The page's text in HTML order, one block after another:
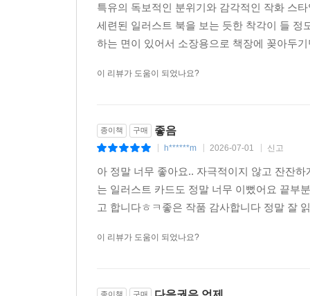
특유의 독보적인 분위기와 감각적인 작화 스
세련된 일러스트 북을 보는 듯한 착각이 들 정
하는 면이 있어서 소장용으로 책장에 꽂아두
이 리뷰가 도움이 되었나요?
종이책 구매 좋음
h******m 2026-07-01 신고
아 정말 너무 좋아요.. 자극적이지 않고 잔잔
는 일러스트 카드도 정말 너무 이뻤어요 끝부
고 합니다ㅎㅋ좋은 작품 감사합니다 정말 잘
이 리뷰가 도움이 되었나요?
종이책 구매